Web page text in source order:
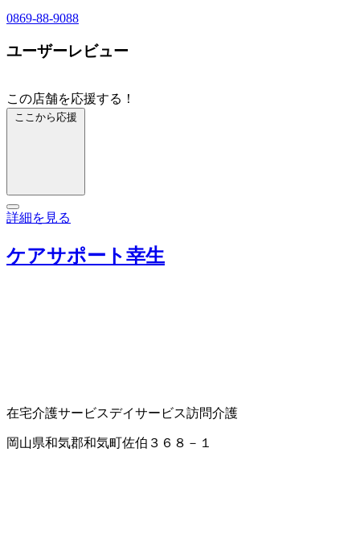
0869-88-9088
ユーザーレビュー
この店舗を応援する！
ここから応援
詳細を見る
ケアサポート幸生
在宅介護サービスデイサービス訪問介護
岡山県和気郡和気町佐伯３６８－１